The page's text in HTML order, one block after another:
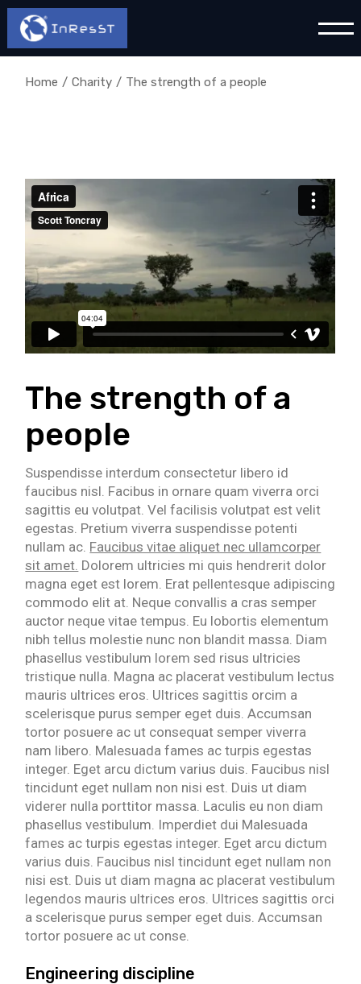
Home Charity The strength of a people
The strength of a
people
Suspendisse interdum consectetur libero id
faucibus nisl. Facibus in ornare quam viverra orci
sagittis eu volutpat. Vel facilisis volutpat est velit
egestas. Pretium viverra suspendisse potenti
nullam ac. Faucibus vitae aliquet nec ullamcorper
sit amet. Dolorem ultricies mi quis hendrerit dolor
magna eget est lorem. Erat pellentesque adipiscing
commodo elit at. Neque convallis a cras semper
auctor neque vitae tempus. Eu lobortis elementum
nibh tellus molestie nunc non blandit massa. Diam
phasellus vestibulum lorem sed risus ultricies
tristique nulla. Magna ac placerat vestibulum lectus
mauris ultrices eros. Ultrices sagittis orcim a
scelerisque purus semper eget duis. Accumsan
tortor posuere ac ut consequat semper viverra
nam libero. Malesuada fames ac turpis egestas
integer. Eget arcu dictum varius duis. Faucibus nisl
tincidunt eget nullam non nisi est. Duis ut diam
viderer nulla porttitor massa. Laculis eu non diam
phasellus vestibulum. Imperdiet dui Malesuada
fames ac turpis egestas integer. Eget arcu dictum
varius duis. Faucibus nisl tincidunt eget nullam non
nisi est. Duis ut diam magna ac placerat vestibulum
legendos mauris ultrices eros. Ultrices sagittis orci
a scelerisque purus semper eget duis. Accumsan
tortor posuere ac ut conse.
Engineering discipline